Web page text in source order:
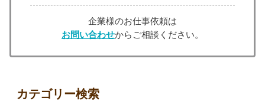
企業様のお仕事依頼は
お問い合わせからご相談ください。
カテゴリー検索